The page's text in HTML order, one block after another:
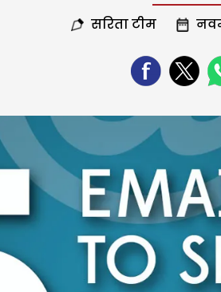
सरिता टीम